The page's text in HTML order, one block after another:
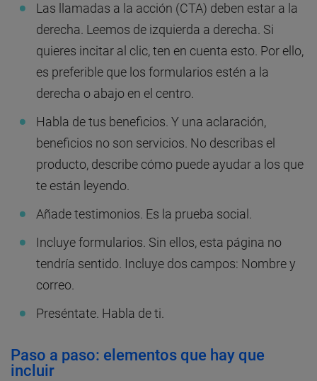
Las llamadas a la acción (CTA) deben estar a la
derecha. Leemos de izquierda a derecha. Si
quieres incitar al clic, ten en cuenta esto. Por ello,
es preferible que los formularios estén a la
derecha o abajo en el centro.
Habla de tus beneficios. Y una aclaración,
beneficios no son servicios. No describas el
producto, describe cómo puede ayudar a los que
te están leyendo.
Añade testimonios. Es la prueba social.
Incluye formularios. Sin ellos, esta página no
tendría sentido. Incluye dos campos: Nombre y
correo.
Preséntate. Habla de ti.
Paso a paso: elementos que hay que
incluir